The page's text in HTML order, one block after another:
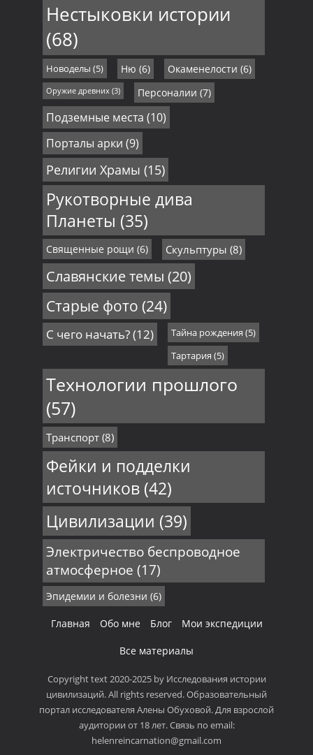
Нестыковки истории
(68)
Новоделы (5) Ню (6) Окаменелости (6)
Оружие древних (3) Персоналии (7)
Подземные места (10)
Порталы арки (9)
Религии Храмы (15)
Рукотворные дива
Планеты (35)
Священные рощи (6) Скульптуры (8)
Славянские темы (20)
Старые фото (24)
С чего начать?(12) Тайна рождения (5)
Тартария (5)
Технологии прошлого
(57)
Транспорт(8)
Фейки и подделки
источников(42)
Цивилизации (39)
Электричество беспроводное
атмосферное (17)
Эпидемии и болезни (6)
Главная Обо мне Блог Мои экспедиции
Все материалы
Copyright text 2020-2025 by Исследования истории
цивилизаций. All rights reserved. Образовательный
портал исследователя Алены Обуховой. Для взрослой
аудитории от 18 лет. Связь по email:
helenreincarnation@gmail.com